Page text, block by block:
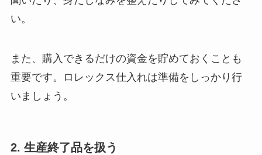
い。
また、購入できるだけの資金を貯めておくことも
重要です。ロレックス仕入れは準備をしっかり行
いましょう。
2. 生産終了品を扱う